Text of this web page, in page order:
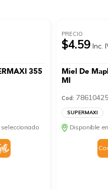
355
PRECIO
$4.59 Inc.
Miel De
Ml
Cod:
SUPERMAXI
Disponible